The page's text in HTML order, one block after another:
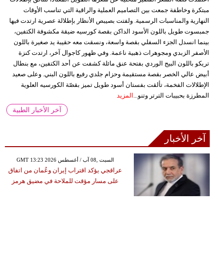
مبتكرة وخاطفة جمعت بين التصاميم العملية والراقية التي تناسب الأوقات
النهارية والمناسبات الرسمية. ولفتت بصيبص الأنظار بإطلالة عصرية ارتدت فيها
جمبسوت طويل باللون الأسود الداكن بقصة كورسيه ضيقة مكشوفة الكتفين،
بينما انسدل الجزء السفلي بقصة واسعة، ونسقت معه حقيبة يد صغيرة باللون
الأصفر الزبدي ومجوهرات ذهبية ناعمة. وفي ظهور كاجوال آخر، ارتدت كنزة
تريكو باللون البيج الوردي بفتحة عنق مائلة كشفت عن أحد الكتفين، مع بنطال
أبيض عالي الخصر بقصة مستقيمة وحزام جلدي رفيع باللون البني. وعلى صعيد
الإطلالات الفخمة، تألقت بفستان أسود طويل تميز بقصّة الكورسيه العلوية
المطرزة بحبيبات الترتر وتنو... المزيد
آخر الأخبار الطبية
آخر الأخبار
GMT 13:23 2026 السبت ,08 آب / أغسطس
عراقجي يؤكد اقتراب إيران وعُمان من اتفاق
على مسار مؤقت للملاحة في مضيق هرمز